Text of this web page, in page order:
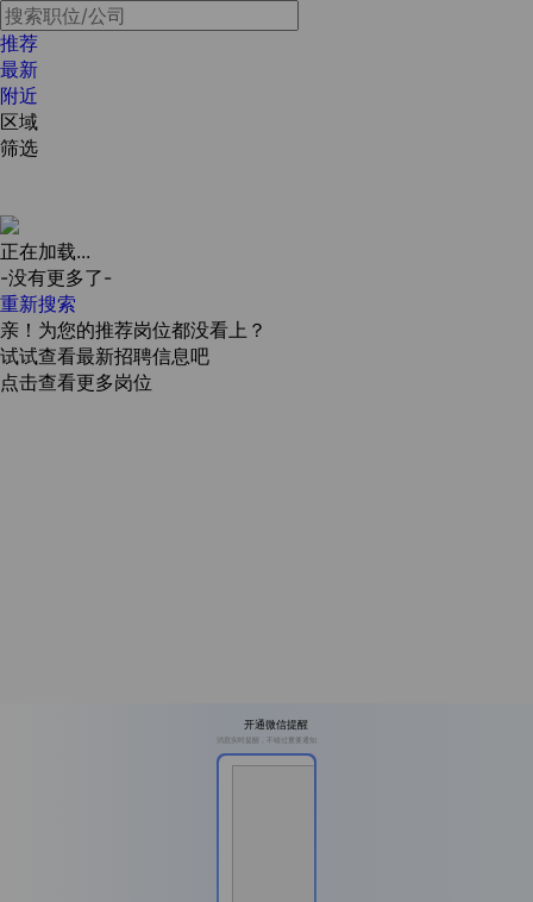
推荐
最新
附近
区域
筛选
正在加载...
-没有更多了-
重新搜索
亲！为您的推荐岗位都没看上？
试试查看最新招聘信息吧
点击查看更多岗位
开通微信提醒
消息实时提醒，不错过重要通知